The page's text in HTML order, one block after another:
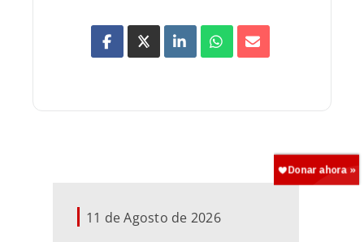
11 de Agosto de 2026